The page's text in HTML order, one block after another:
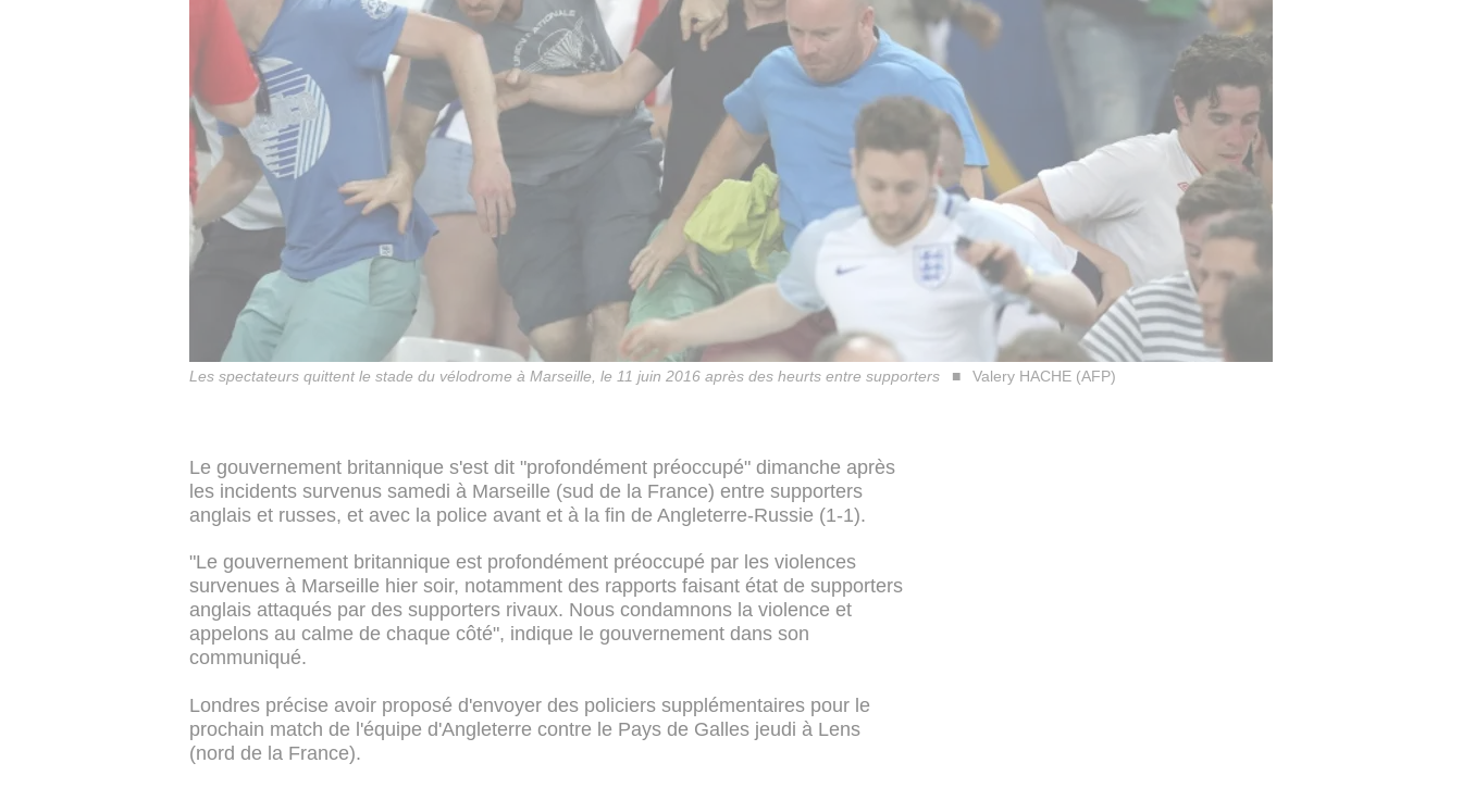
Les spectateurs quittent le stade du vélodrome à Marseille, le 11 juin 2016 après des heurts entre supporters Valery HACHE (AFP)
Le gouvernement britannique s'est dit "profondément préoccupé" dimanche après
les incidents survenus samedi à Marseille (sud de la France) entre supporters
anglais et russes, et avec la police avant et à la fin de Angleterre-Russie (1-1).
"Le gouvernement britannique est profondément préoccupé par les violences
survenues à Marseille hier soir, notamment des rapports faisant état de supporters
anglais attaqués par des supporters rivaux. Nous condamnons la violence et
appelons au calme de chaque côté", indique le gouvernement dans son
communiqué.
Londres précise avoir proposé d'envoyer des policiers supplémentaires pour le
prochain match de l'équipe d'Angleterre contre le Pays de Galles jeudi à Lens
(nord de la France).